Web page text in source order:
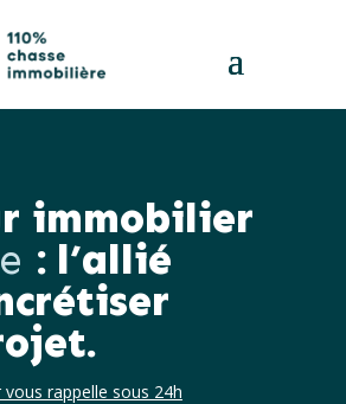
immobilier
: l’allié
rappelle sous 24h